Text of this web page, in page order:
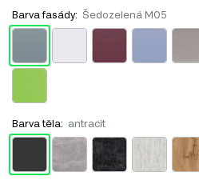
Barva fasády: Šedozelená M05
Barva těla: antracit